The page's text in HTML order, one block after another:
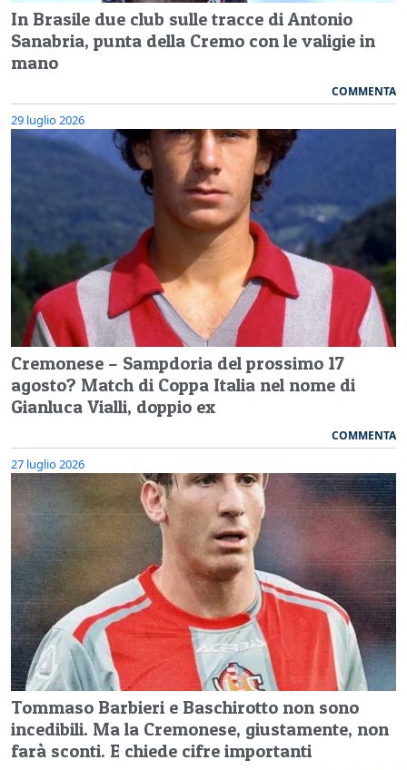
In Brasile due club sulle tracce di Antonio
Sanabria, punta della Cremo con le valigie in
mano
COMMENTA
29 luglio 2026
Cremonese – Sampdoria del prossimo 17
agosto? Match di Coppa Italia nel nome di
Gianluca Vialli, doppio ex
COMMENTA
27 luglio 2026
Tommaso Barbieri e Baschirotto non sono
incedibili. Ma la Cremonese, giustamente, non
farà sconti. E chiede cifre importanti